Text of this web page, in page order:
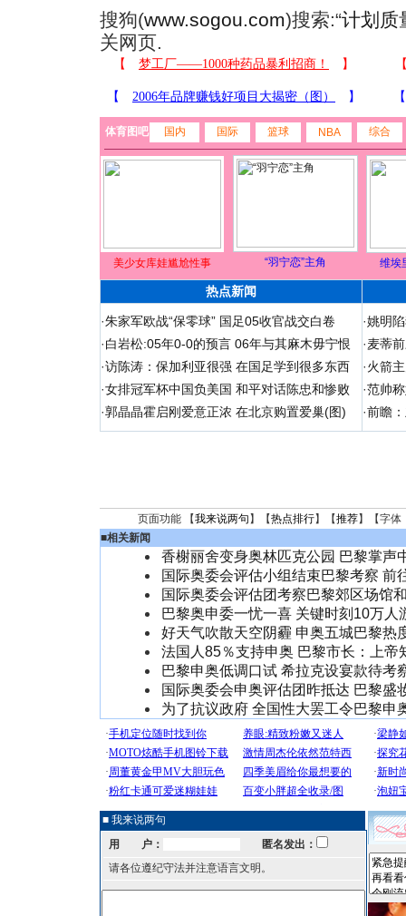
搜狗(www.sogou.com)搜索:“计划质
关网页.
体育图吧 国内 国际 篮球 NBA 综合
美少女库娃尴尬性事 “羽宁恋”主角 维埃
热点新闻
·朱家军欧战“保零球” 国足05收官战交白卷
·白岩松:05年0-0的预言 06年与其麻木毋宁恨
·访陈涛：保加利亚很强 在国足学到很多东西
·女排冠军杯中国负美国 和平对话陈忠和惨败
·郭晶晶霍启刚爱意正浓 在北京购置爱巢(图)
·姚明
·麦蒂
·火箭
·范帅
·前瞻
页面功能 【我来说两句 】【热点排行】【推荐】【字体
■相关新闻
香榭丽舍变身奥林匹克公园 巴黎掌声
国际奥委会评估小组结束巴黎考察 前
国际奥委会评估团考察巴黎郊区场馆
巴黎奥申委一忧一喜 关键时刻10万人
好天气吹散天空阴霾 申奥五城巴黎热
法国人85％支持申奥 巴黎市长：上帝
巴黎申奥低调口试 希拉克设宴款待考
国际奥委会申奥评估团昨抵达 巴黎盛
为了抗议政府 全国性大罢工令巴黎申
■ 我来说两句
用 户：
匿名发出：
请各位遵纪守法并注意语言文明。